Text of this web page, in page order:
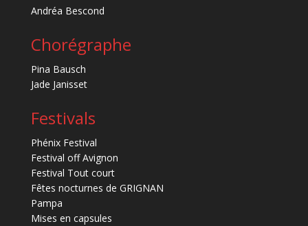
Andréa Bescond
Chorégraphe
Pina Bausch
Jade Janisset
Festivals
Phénix Festival
Festival off Avignon
Festival Tout court
Fêtes nocturnes de GRIGNAN
Pampa
Mises en capsules